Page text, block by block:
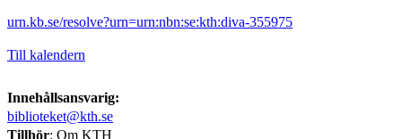
urn.kb.se/resolve?urn=urn:nbn:se:kth:diva-355975
Till kalendern
Innehållsansvarig:
biblioteket@kth.se
Tillhör: Om KTH